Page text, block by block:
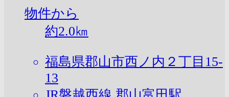
物件から
約2.0㎞
福島県郡山市西ノ内２丁目15-
13